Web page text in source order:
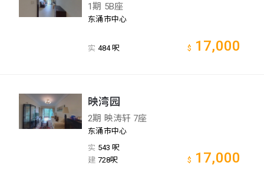
1期 5B座
东涌市中心
实 484 呎 $ 17,000
映湾园
2期 映涛轩 7座
东涌市中心
实 543 呎
建 728呎 $ 17,000